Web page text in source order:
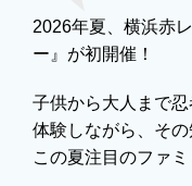
2026年夏、横浜赤
ー』が初開催！
子供から大人まで
体験しながら、その
この夏注目のファ